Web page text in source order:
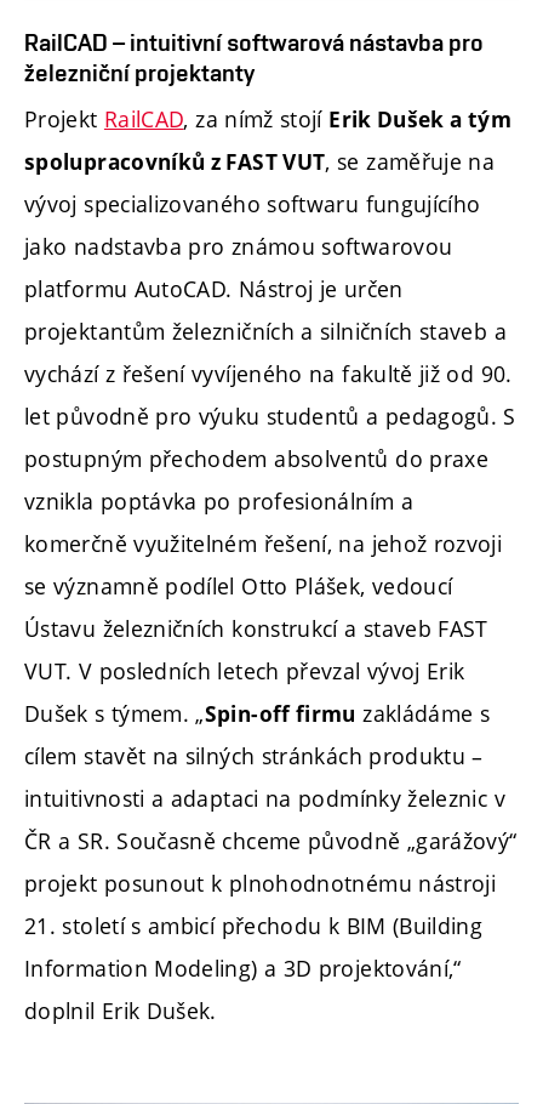
RailCAD – intuitivní softwarová nástavba pro
železniční projektanty
Projekt RailCAD, za nímž stojí Erik Dušek a tým
spolupracovníků z FAST VUT, se zaměřuje na
vývoj specializovaného softwaru fungujícího
jako nadstavba pro známou softwarovou
platformu AutoCAD. Nástroj je určen
projektantům železničních a silničních staveb a
vychází z řešení vyvíjeného na fakultě již od 90.
let původně pro výuku studentů a pedagogů. S
postupným přechodem absolventů do praxe
vznikla poptávka po profesionálním a
komerčně využitelném řešení, na jehož rozvoji
se významně podílel Otto Plášek, vedoucí
Ústavu železničních konstrukcí a staveb FAST
VUT. V posledních letech převzal vývoj Erik
Dušek s týmem. „Spin-off firmu zakládáme s
cílem stavět na silných stránkách produktu –
intuitivnosti a adaptaci na podmínky železnic v
ČR a SR. Současně chceme původně „garážový“
projekt posunout k plnohodnotnému nástroji
21. století s ambicí přechodu k BIM (Building
Information Modeling) a 3D projektování,“
doplnil Erik Dušek.